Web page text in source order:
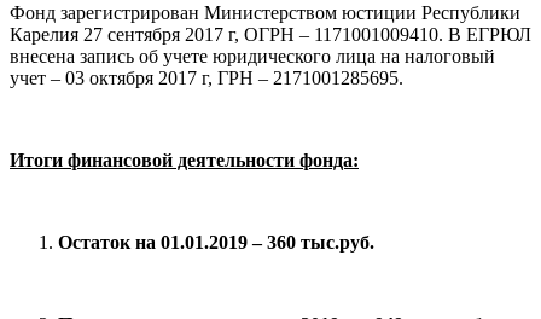
Фонд зарегистрирован Министерством юстиции Республики
Карелия 27 сентября 2017 г, ОГРН – 1171001009410. В ЕГРЮЛ
внесена запись об учете юридического лица на налоговый
учет – 03 октября 2017 г, ГРН – 2171001285695.
Итоги финансовой деятельности фонда:
Остаток на 01.01.2019 – 360 тыс.руб.